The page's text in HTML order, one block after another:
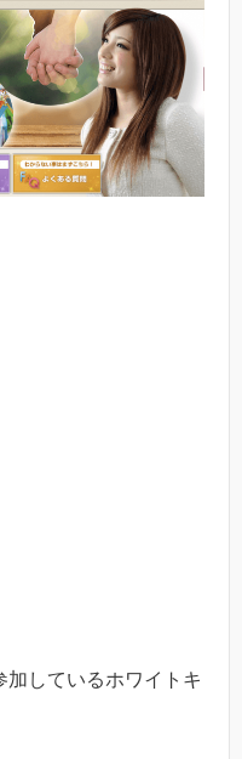
しているホワイトキ